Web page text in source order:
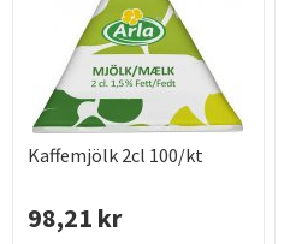
Kaffemjölk 2cl 100/kt
98,21 kr